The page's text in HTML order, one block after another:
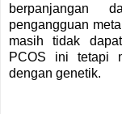
berpanjangan
pengangguan
masih tidak
PCOS ini tetapi
dengan genetik.